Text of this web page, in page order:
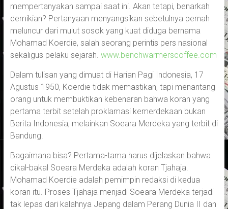
mempertanyakan sampai saat ini. Akan tetapi, benarkah
demikian? Pertanyaan menyangsikan sebetulnya pernah
meluncur dari mulut sosok yang kuat diduga bernama
Mohamad Koerdie, salah seorang perintis pers nasional
sekaligus pelaku sejarah. www.benchwarmerscoffee.com
Dalam tulisan yang dimuat di Harian Pagi Indonesia, 17
Agustus 1950, Koerdie tidak memastikan, tapi menantang
orang untuk membuktikan kebenaran bahwa koran yang
pertama terbit setelah proklamasi kemerdekaan bukan
Berita Indonesia, melainkan Soeara Merdeka yang terbit di
Bandung.
Bagaimana bisa? Pertama-tama harus dijelaskan bahwa
cikal-bakal Soeara Merdeka adalah koran Tjahaja.
Mohamad Koerdie adalah pemimpin redaksi di kedua
koran itu. Proses Tjahaja menjadi Soeara Merdeka terjadi
tak lepas dari kalahnya Jepang dalam Perang Dunia II dan